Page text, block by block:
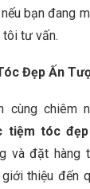
bạn đang
tôi tư vấn.
Đẹp Ấn
cùng chiêm
tiệm tóc đẹp
và đặt hàng
thiệu đến